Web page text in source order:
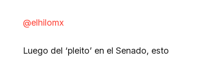
@elhilomx
Luego del ‘pleito’ en el Senado, esto